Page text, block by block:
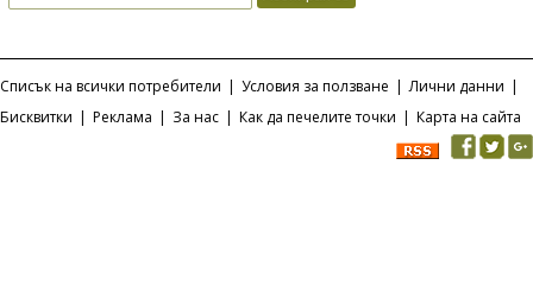
Списък на всички потребители | Условия за ползване | Лични данни |
Бисквитки | Реклама | За нас | Как да печелите точки | Карта на сайта